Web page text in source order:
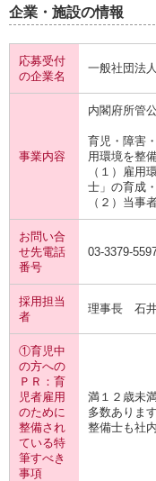
企業・施設の情報
応募受付
の企業名
一般社団法
事業内容
内閣府所管
育児・障害
用環境を整
（１）雇用
士」の育成
（２）当事
お問い合
せ先電話
番号
03-3379-
採用担当
者
理事長 石
①育児中
の方への
ＰＲ：育
児者雇用
のために
整備され
ている特
筆すべき
事項
満１２歳未
多数ありま
整備士も社